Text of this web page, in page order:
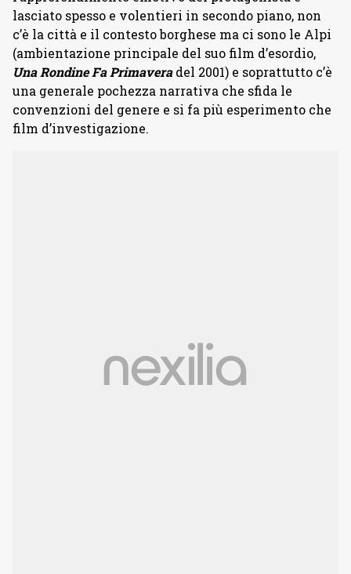
lasciato spesso e volentieri in secondo piano, non
c’è la città e il contesto borghese ma ci sono le Alpi
(ambientazione principale del suo film d’esordio,
Una Rondine Fa Primaveradel 2001) e soprattutto c’è
una generale pochezza narrativa che sfida le
convenzioni del genere e si fa più esperimento che
film d’investigazione.